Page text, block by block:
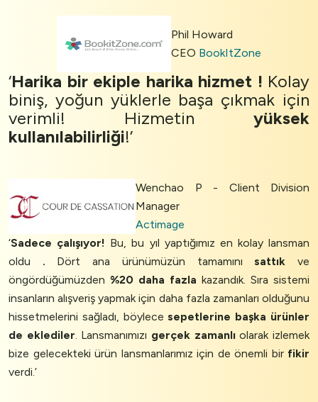
Phil Howard
CEO BookItZone
‘Harika bir ekiple harika hizmet ! Kolay
biniş, yoğun yüklerle başa çıkmak için
verimli! Hizmetin yüksek
kullanılabilirliği!’
Wenchao P - Client Division
Manager
Actimage
‘Sadece çalışıyor! Bu, bu yıl yaptığımız en kolay lansman
oldu . Dört ana ürünümüzün tamamınısattık ve
öngördüğümüzden %20 daha fazla kazandık. Sıra sistemi
insanların alışveriş yapmak için daha fazla zamanları olduğunu
hissetmelerini sağladı, böylecesepetlerine başka ürünler
de eklediler. Lansmanımızı gerçek zamanlıolarak izlemek
bize gelecekteki ürün lansmanlarımız için de önemli bir fikir
verdi.’